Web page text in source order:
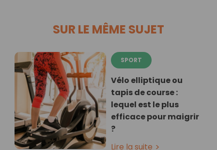
SUR LE MÊME SUJET
SPORT
Vélo elliptique ou
tapis de course :
lequel est le plus
efficace pour maigrir
?
Lire la suite